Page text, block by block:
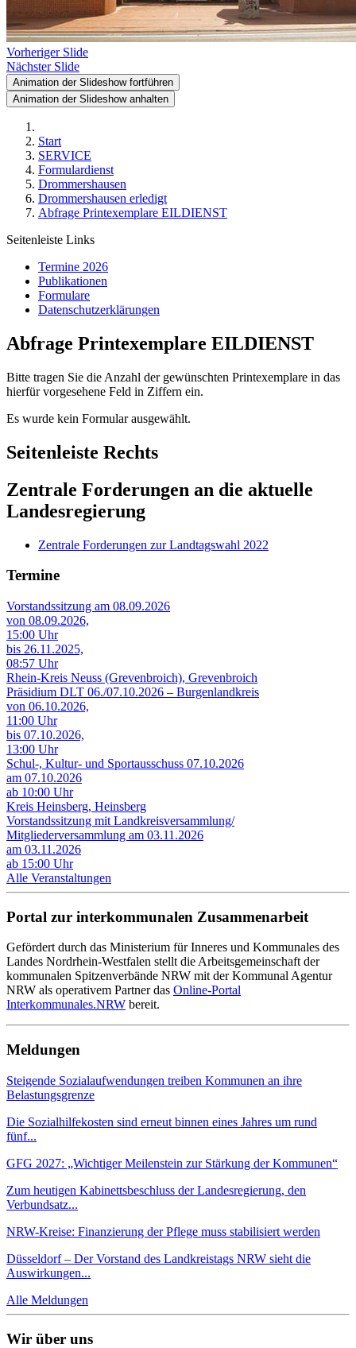
Vorheriger Slide
Nächster Slide
Animation der Slideshow fortführen
Animation der Slideshow anhalten
Start
SERVICE
Formulardienst
Drommershausen
Drommershausen erledigt
Abfrage Printexemplare EILDIENST
Seitenleiste Links
Termine 2026
Publikationen
Formulare
Datenschutzerklärungen
Abfrage Printexemplare EILDIENST
Bitte tragen Sie die Anzahl der gewünschten Printexemplare in das
hierfür vorgesehene Feld in Ziffern ein.
Es wurde kein Formular ausgewählt.
Seitenleiste Rechts
Zentrale Forderungen an die aktuelle
Landesregierung
Zentrale Forderungen zur Landtagswahl 2022
Termine
Vorstandssitzung am 08.09.2026
von 08.09.2026,
15:00 Uhr
bis 26.11.2025,
08:57 Uhr
Rhein-Kreis Neuss (Grevenbroich), Grevenbroich
Präsidium DLT 06./07.10.2026 – Burgenlandkreis
von 06.10.2026,
11:00 Uhr
bis 07.10.2026,
13:00 Uhr
Schul-, Kultur- und Sportausschuss 07.10.2026
am 07.10.2026
ab 10:00 Uhr
Kreis Heinsberg, Heinsberg
Vorstandssitzung mit Landkreisversammlung/
Mitgliederversammlung am 03.11.2026
am 03.11.2026
ab 15:00 Uhr
Alle Veranstaltungen
Portal zur interkommunalen Zusammenarbeit
Gefördert durch das Ministerium für Inneres und Kommunales des
Landes Nordrhein-Westfalen stellt die Arbeitsgemeinschaft der
kommunalen Spitzenverbände NRW mit der Kommunal Agentur
NRW als operativem Partner das Online-Portal
Interkommunales.NRW bereit.
Meldungen
Steigende Sozialaufwendungen treiben Kommunen an ihre
Belastungsgrenze
Die Sozialhilfekosten sind erneut binnen eines Jahres um rund
fünf...
GFG 2027: „Wichtiger Meilenstein zur Stärkung der Kommunen“
Zum heutigen Kabinettsbeschluss der Landesregierung, den
Verbundsatz...
NRW-Kreise: Finanzierung der Pflege muss stabilisiert werden
Düsseldorf – Der Vorstand des Landkreistags NRW sieht die
Auswirkungen...
Alle Meldungen
Wir über uns